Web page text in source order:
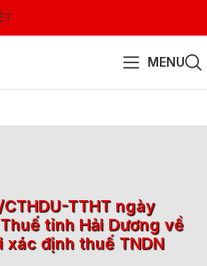
MENU
TTHT ngày
tỉnh Hải Dương về
định thuế TNDN